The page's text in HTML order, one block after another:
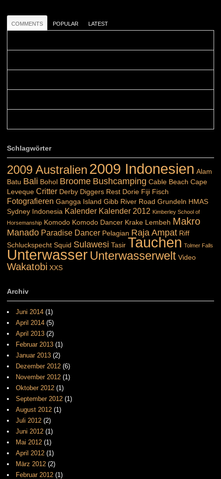
COMMENTS POPULAR LATEST
Schlagwörter
2009 Australien 2009 Indonesien Alam
Batu Bali Bohol Broome Bushcamping Cable Beach Cape
Leveque Critter Derby Diggers Rest Dorie Fiji Fisch
Fotografieren Gangga Island Gibb River Road Grundeln HMAS
Sydney Indonesia Kalender Kalender 2012 Kimberley School of
Horsemanship Komodo Komodo Dancer Krake Lembeh Makro
Manado Paradise Dancer Pelagian Raja Ampat Riff
Schluckspecht Squid Sulawesi Tasir Tauchen Tolmer Falls
UnterwasserUnterwasserwelt Video
Wakatobi XXS
Archiv
Juni 2014 (1)
April 2014 (5)
April 2013 (2)
Februar 2013 (1)
Januar 2013 (2)
Dezember 2012 (6)
November 2012 (1)
Oktober 2012 (1)
September 2012 (1)
August 2012 (1)
Juli 2012 (2)
Juni 2012 (1)
Mai 2012 (1)
April 2012 (1)
März 2012 (2)
Februar 2012 (1)